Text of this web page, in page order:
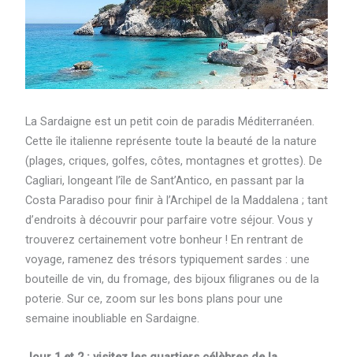
La Sardaigne est un petit coin de paradis Méditerranéen.
Cette île italienne représente toute la beauté de la nature
(plages, criques, golfes, côtes, montagnes et grottes). De
Cagliari, longeant l’île de Sant’Antico, en passant par la
Costa Paradiso pour finir à l’Archipel de la Maddalena ; tant
d’endroits à découvrir pour parfaire votre séjour. Vous y
trouverez certainement votre bonheur ! En rentrant de
voyage, ramenez des trésors typiquement sardes : une
bouteille de vin, du fromage, des bijoux filigranes ou de la
poterie. Sur ce, zoom sur les bons plans pour une
semaine inoubliable en Sardaigne.